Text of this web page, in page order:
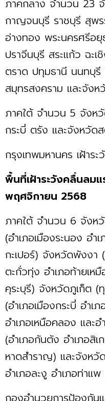
ภาคกลาง จำนวน 23
กาญจนบุรี ราชบุรี สุพ
อ่างทอง พระนครศรีอ
ปราจีนบุรี สระแก้ว ฉะ
ตราด ปทุมธานี นนทบุ
สมุทรสงคราม และจังห
ภาคใต้ จำนวน 5 จังห
กระบี่ ตรัง และจังหวัด
กรุงเทพมหานคร เฝ้าร
พื้นที่เฝ้าระวังคลื่นลม
พฤศจิกายน 2568
ภาคใต้ จำนวน 6 จังห
(อำเภอเมืองระนอง อำ
กะเปอร์) จังหวัดพังงา (
ตะกั่วทุ่ง อำเภอท้ายเห
คุระบุรี) จังหวัดภูเก็ต (
(อำเภอเมืองกระบี่ อำเ
อำเภอเหนือคลอง และ
(อำเภอกันตัง อำเภอสิเ
หาดสำราญ) และจังหวั
อำเภอละงู อำเภอท่าแ
กองอำนวยการป้องกัน